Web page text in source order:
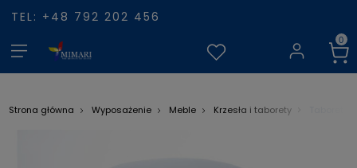
TEL: +48 792 202 456
Strona główna Wyposażenie Meble Krzesła i taborety